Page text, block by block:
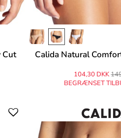
Cut Calida Natural
104,30 DKK
BEGRÆNSET